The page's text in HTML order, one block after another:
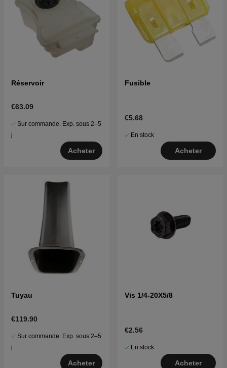
Réservoir
€63.09
Sur commande. Exp. sous 2–5
j
Acheter
Fusible
€5.68
En stock
Acheter
Tuyau
€119.90
Sur commande. Exp. sous 2–5
j
Acheter
Vis 1/4-20X5/8
€2.56
En stock
Acheter